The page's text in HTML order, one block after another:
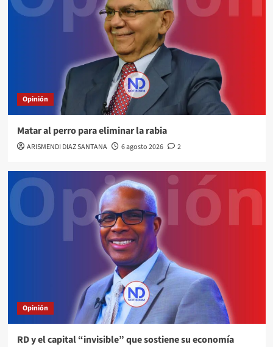
Opinión
Matar al perro para eliminar la rabia
ARISMENDI DIAZ SANTANA 6 agosto 2026 2
Opinión
RD y el capital “invisible” que sostiene su economía